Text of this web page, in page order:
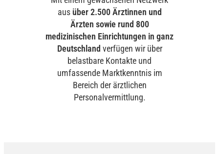
aus über 2.500 Ärztinnen und
Ärzten sowie rund 800
medizinischen Einrichtungen in ganz
Deutschland verfügen wir über
belastbare Kontakte und
umfassende Marktkenntnis im
Bereich der ärztlichen
Personalvermittlung.